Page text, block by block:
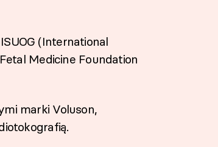
(International
Medicine Foundation
marki Voluson,